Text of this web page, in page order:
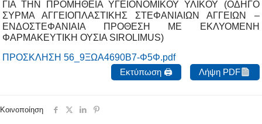
ΓΙΑ ΤΗΝ ΠΡΟΜΗΘΕΙΑ ΥΓΕΙΟΝΟΜΙΚΟΥ ΥΛΙΚΟΥ (ΟΔΗΓΟ
ΣΥΡΜΑ ΑΓΓΕΙΟΠΛΑΣΤΙΚΗΣ ΣΤΕΦΑΝΙΑΙΩΝ ΑΓΓΕΙΩΝ –
ΕΝΔΟΣΤΕΦΑΝΙΑΙΑ ΠΡΟΘΕΣΗ ΜΕ ΕΚΛΥΟΜΕΝΗ
ΦΑΡΜΑΚΕΥΤΙΚΗ ΟΥΣΙΑ SIROLIMUS)
ΠΡΟΣΚΛΗΣΗ 56_9ΞΩΑ4690Β7-Φ5Φ.pdf
Εκτύπωση 🖨
Λήψη PDF
Κοινοποίηση